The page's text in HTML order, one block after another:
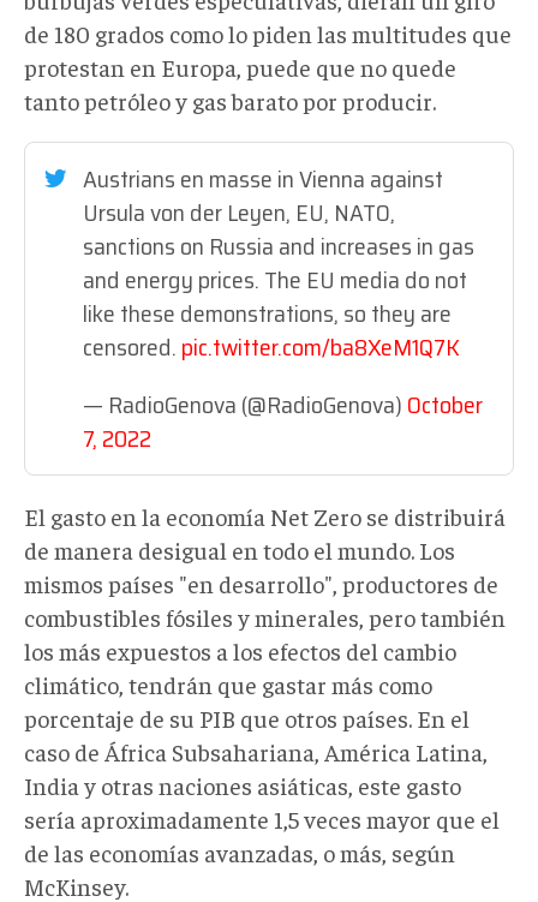
de 180 grados como lo piden las multitudes que
protestan en Europa, puede que no quede
tanto petróleo y gas barato por producir.
Austrians en masse in Vienna against
Ursula von der Leyen, EU, NATO,
sanctions on Russia and increases in gas
and energy prices. The EU media do not
like these demonstrations, so they are
censored.pic.twitter.com/ba8XeM1Q7K
— RadioGenova (@RadioGenova)October
7, 2022
El gasto en la economía Net Zero se distribuirá
de manera desigual en todo el mundo. Los
mismos países "en desarrollo", productores de
combustibles fósiles y minerales, pero también
los más expuestos a los efectos del cambio
climático, tendrán que gastar más como
porcentaje de su PIB que otros países. En el
caso de África Subsahariana, América Latina,
India y otras naciones asiáticas, este gasto
sería aproximadamente 1,5 veces mayor que el
de las economías avanzadas, o más, según
McKinsey.